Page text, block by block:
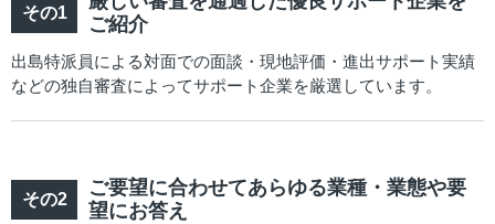
ご紹介
出島特派員による対面での面談・現地評価・進出サポート実績
などの独自審査によってサポート企業を厳選しています。
ご要望に合わせてあらゆる業種・業態や要
望にお答え